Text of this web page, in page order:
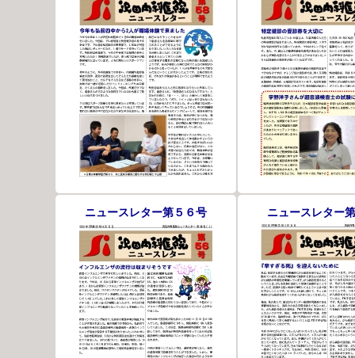
ニュースレター第５６号 ニュースレター